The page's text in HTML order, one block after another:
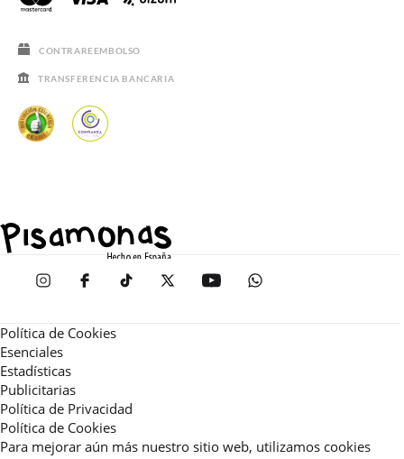
CONTRAREEMBOLSO
TRANSFERENCIA BANCARIA
Política de Cookies
Esenciales
Estadísticas
Publicitarias
Política de Privacidad
Política de Cookies
Para mejorar aún más nuestro sitio web, utilizamos cookies